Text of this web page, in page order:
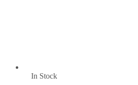
In Stock